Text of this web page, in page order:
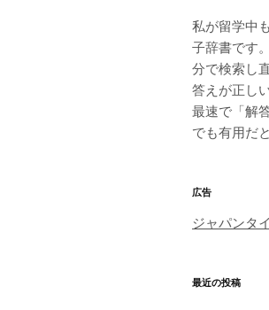
私が留学中
子辞書です
分で検索し
答えが正し
最速で「解
でも有用だ
広告
ジャパンタ
最近の投稿